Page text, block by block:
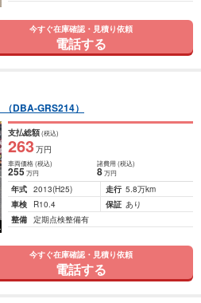
今すぐ在庫確認・見積り依頼
電話する
（DBA-GRS214）
支払総額(税込)
263万円
車両価格(税込)
255万円
諸費用 (税込)
8 万円
年式 2013(H25) 走行 5.8万km
車検
R10.4 保証 あり
整備 定期点検整備有
今すぐ在庫確認・見積り依頼
電話する